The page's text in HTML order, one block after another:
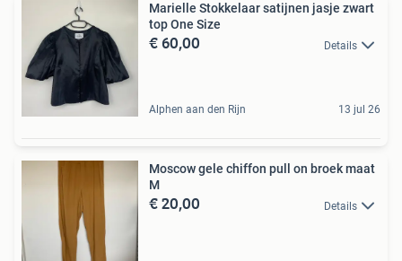
Marielle Stokkelaar satijnen jasje zwart
top One Size
€ 60,00 Details
Alphen aan den Rijn 13 jul 26
Moscow gele chiffon pull on broek maat
M
€ 20,00 Details